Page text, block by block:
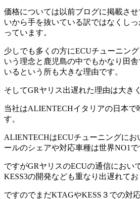
価格については以前ブログに掲載さ
いから手を抜いている訳ではなくし
っています。
少しでも多くの方にECUチューニン
いう理念と鹿児島の中でもかなり田
いるという所も大きな理由です。
そしてGRヤリス出遅れた理由は大き
当社はALIENTECHイタリアの日本で
す。
ALIENTECHはECUチューニングにお
ールのシェアや対応車種は世界NO1で
ですがGRヤリスのECUの通信におい
KESS3の開発なども重なり出遅れてお
ですのでまだKTAGやKESS３での対